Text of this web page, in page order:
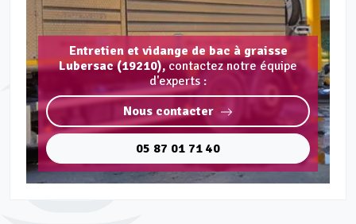
Entretien et vidange de bac à graisse
Lubersac (19210),contactez notre équipe
d'experts :
Nous contacter
05 87 01 71 40